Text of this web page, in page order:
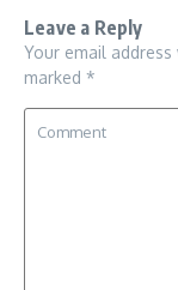
Leave a Reply
Your email
marked *